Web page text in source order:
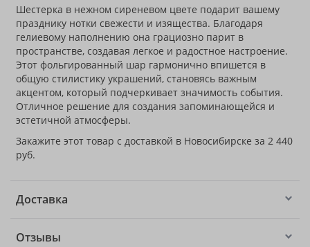
Шестерка в нежном сиреневом цвете подарит вашему
празднику нотки свежести и изящества. Благодаря
гелиевому наполнению она грациозно парит в
пространстве, создавая легкое и радостное настроение.
Этот фольгированный шар гармонично впишется в
общую стилистику украшений, становясь важным
акцентом, который подчеркивает значимость события.
Отличное решение для создания запоминающейся и
эстетичной атмосферы.
Закажите этот товар с доставкой в Новосибирске за 2 440
руб.
Доставка
Отзывы